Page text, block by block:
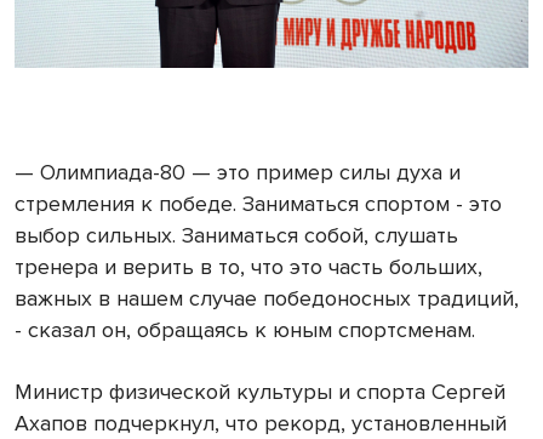
— Олимпиада-80 — это пример силы духа и
стремления к победе. Заниматься спортом - это
выбор сильных. Заниматься собой, слушать
тренера и верить в то, что это часть больших,
важных в нашем случае победоносных традиций,
- сказал он, обращаясь к юным спортсменам.
Министр физической культуры и спорта Сергей
Ахапов подчеркнул, что рекорд, установленный